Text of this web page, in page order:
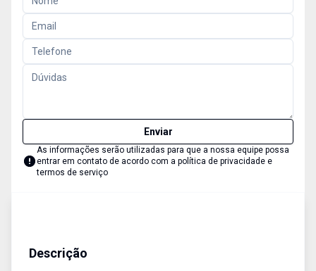
Enviar
As informações serão utilizadas para que a nossa equipe possa
entrar em contato de acordo com a política de privacidade e
termos de serviço
Descrição